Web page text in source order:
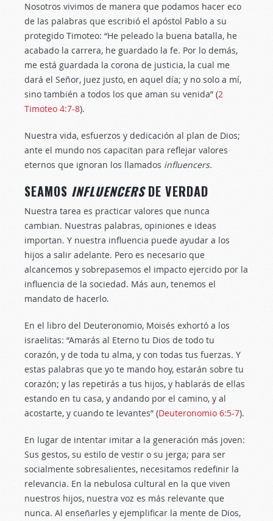
Nosotros vivimos de manera que podamos hacer eco
de las palabras que escribió el apóstol Pablo a su
protegido Timoteo: “He peleado la buena batalla, he
acabado la carrera, he guardado la fe. Por lo demás,
me está guardada la corona de justicia, la cual me
dará el Señor, juez justo, en aquel día; y no solo a mí,
sino también a todos los que aman su venida” (2
Timoteo 4:7-8).
Nuestra vida, esfuerzos y dedicación al plan de Dios;
ante el mundo nos capacitan para reflejar valores
eternos que ignoran los llamados influencers.
SEAMOS INFLUENCERSDE VERDAD
Nuestra tarea es practicar valores que nunca
cambian. Nuestras palabras, opiniones e ideas
importan. Y nuestra influencia puede ayudar a los
hijos a salir adelante. Pero es necesario que
alcancemos y sobrepasemos el impacto ejercido por la
influencia de la sociedad. Más aun, tenemos el
mandato de hacerlo.
En el libro del Deuteronomio, Moisés exhortó a los
israelitas: “Amarás al Eterno tu Dios de todo tu
corazón, y de toda tu alma, y con todas tus fuerzas. Y
estas palabras que yo te mando hoy, estarán sobre tu
corazón; y las repetirás a tus hijos, y hablarás de ellas
estando en tu casa, y andando por el camino, y al
acostarte, y cuando te levantes” (Deuteronomio 6:5-7).
En lugar de intentar imitar a la generación más joven:
Sus gestos, su estilo de vestir o su jerga; para ser
socialmente sobresalientes, necesitamos redefinir la
relevancia. En la nebulosa cultural en la que viven
nuestros hijos, nuestra voz es más relevante que
nunca. Al enseñarles y ejemplificar la mente de Dios,